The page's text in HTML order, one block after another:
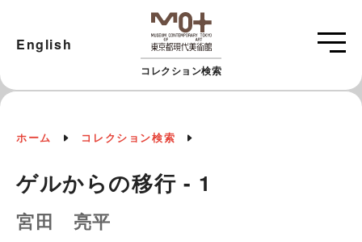
コレクション検索
English
ホーム コレクション検索
ゲルからの移行 - 1
宮田 亮平